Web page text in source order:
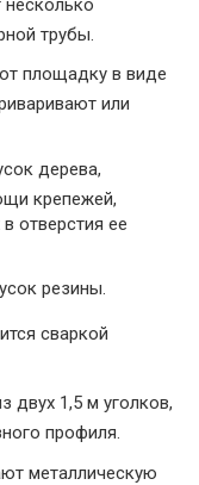
трубы.
площадку в виде
или
дерева,
крепежей,
отверстия ее
резины.
сваркой
двух 1,5 м уголков,
профиля.
металлическую